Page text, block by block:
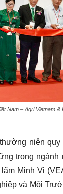
Nam – Agri Vietnam &
niên
trong ngành
Minh Vi
và Môi